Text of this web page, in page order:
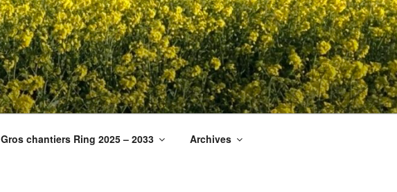
Gros chantiers Ring 2025 – 2033 Archives